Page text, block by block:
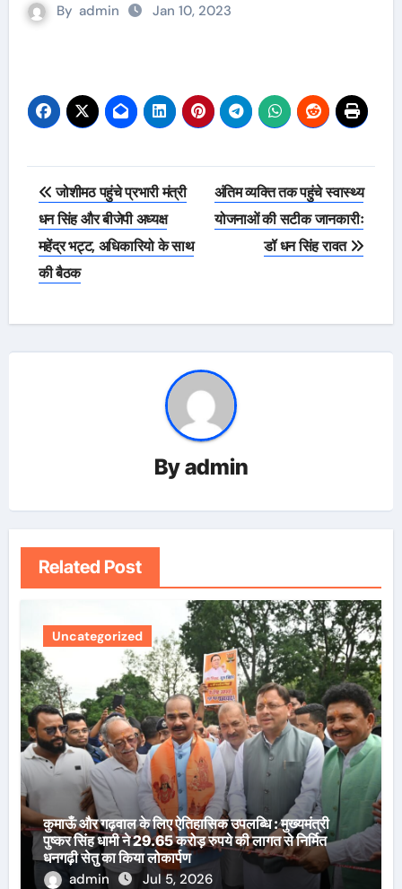
By admin Jan 10, 2023
Post
navigation
जोशीमठ पहुंचे प्रभारी मंत्री
धन सिंह और बीजेपी अध्यक्ष
महेंद्र भट्ट, अधिकारियो के साथ
की बैठक
अंतिम व्यक्ति तक पहुंचे स्वास्थ्य
योजनाओं की सटीक जानकारीः
डॉ धन सिंह रावत
Byadmin
Related Post
Uncategorized
कुमाऊँ और गढ़वाल के लिए ऐतिहासिक उपलब्धि : मुख्यमंत्री
पुष्कर सिंह धामी ने 29.65 करोड़ रुपये की लागत से निर्मित
धनगढ़ी सेतु का किया लोकार्पण
admin
Jul 5, 2026